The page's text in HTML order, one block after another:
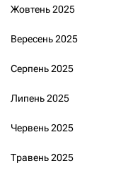
Жовтень 2025
Вересень 2025
Серпень 2025
Липень 2025
Червень 2025
Травень 2025